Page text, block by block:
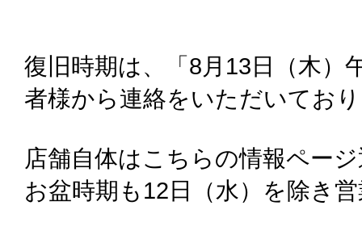
復旧時期は、「8月13日（木）
者様から連絡をいただいてお
店舗自体はこちらの情報ペー
お盆時期も12日（水）を除き